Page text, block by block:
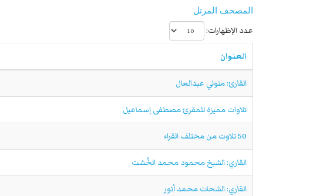
المصحف المرتل
عدد الإظهارات:
العنوان
القارئ: متولي عبدالعال
تلاوات مميزة للمقرئ مصطفى إسماعيل
50 تلاوت من مختلف القراء
القاري: الشيخ محمود محمد الخُشت
القاري: الشحات محمد أنور